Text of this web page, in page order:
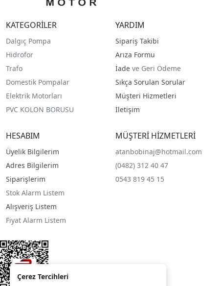
KATEGORİLER
Dalgıç Pompa
Hidrofor
Trafo
Domestik Pompalar
Elektrik Motorları
PVC KOLON BORUSU
YARDIM
Sipariş Takibi
Arıza Formu
İade ve Geri Ödeme
Sıkça Sorulan Sorular
Müşteri Hizmetleri
İletişim
HESABIM
Üyelik Bilgilerim
Adres Bilgilerim
Siparişlerim
Stok Alarm Listem
Alışveriş Listem
Fiyat Alarm Listem
MÜŞTERİ HİZMETLERİ
atanbobinaj@hotmail.com
(0482) 312 40 47
0543 819 45 15
Çerez Tercihleri